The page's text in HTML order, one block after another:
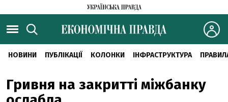
НОВИНИ ПУБЛІКАЦІЇ КОЛОНКИ ІНФРАСТРУКТУРА
Гривня на закритті міжбанку